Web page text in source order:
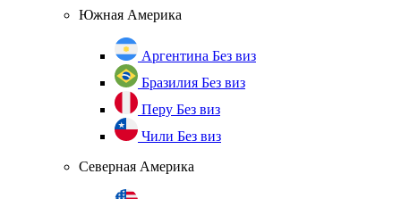
Южная Америка
Аргентина Без виз
Бразилия Без виз
Перу Без виз
Чили Без виз
Северная Америка